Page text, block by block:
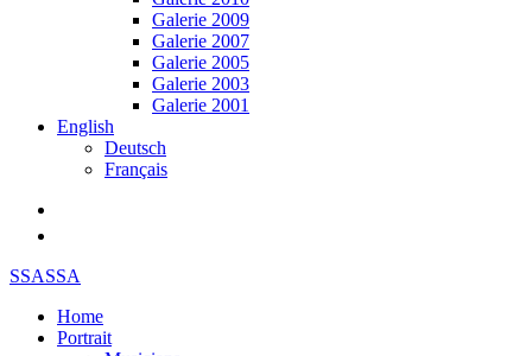
Galerie 2009
Galerie 2007
Galerie 2005
Galerie 2003
Galerie 2001
English
Deutsch
Français
SSASSA
Home
Portrait